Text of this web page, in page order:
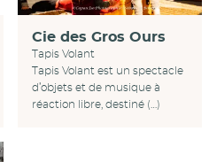
Cie des Gros Ours
Tapis Volant
Tapis Volant est un spectacle
d’objets et de musique à
réaction libre, destiné (…)